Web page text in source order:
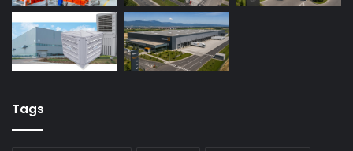
Tags